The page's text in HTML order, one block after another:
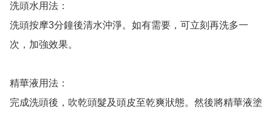
洗頭水用法：
洗頭按摩3分鐘後清水沖淨。如有需要，可立刻再洗多一
次，加強效果。
精華液用法：
完成洗頭後，吹乾頭髮及頭皮至乾爽狀態。然後將精華液塗